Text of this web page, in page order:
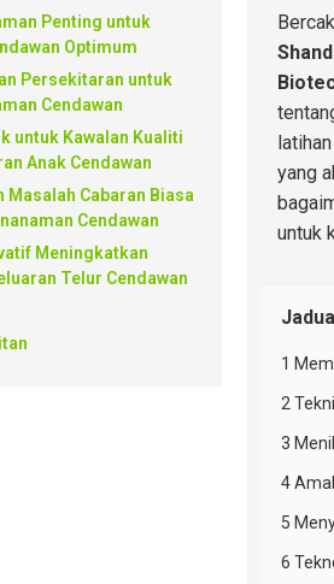
Penting untuk
Optimum
Persekitaran untuk
Cendawan
untuk Kawalan Kualiti
Anak Cendawan
Masalah Cabaran Biasa
Cendawan
Meningkatkan
Telur Cendawan
yang
untuk
1
2
3
4
5
6